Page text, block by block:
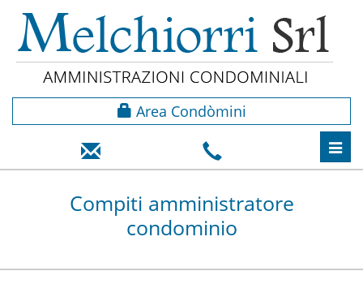
Area Condòmini
Compiti amministratore
condominio